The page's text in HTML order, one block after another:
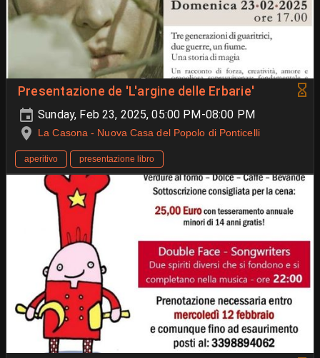
Presentazione de 'L'argine delle Erbarie'
Sunday, Feb 23, 2025, 05:00 PM-08:00 PM
La Casona - Nuova Casa del Popolo di Ponticelli
aperitivo presentazione libro